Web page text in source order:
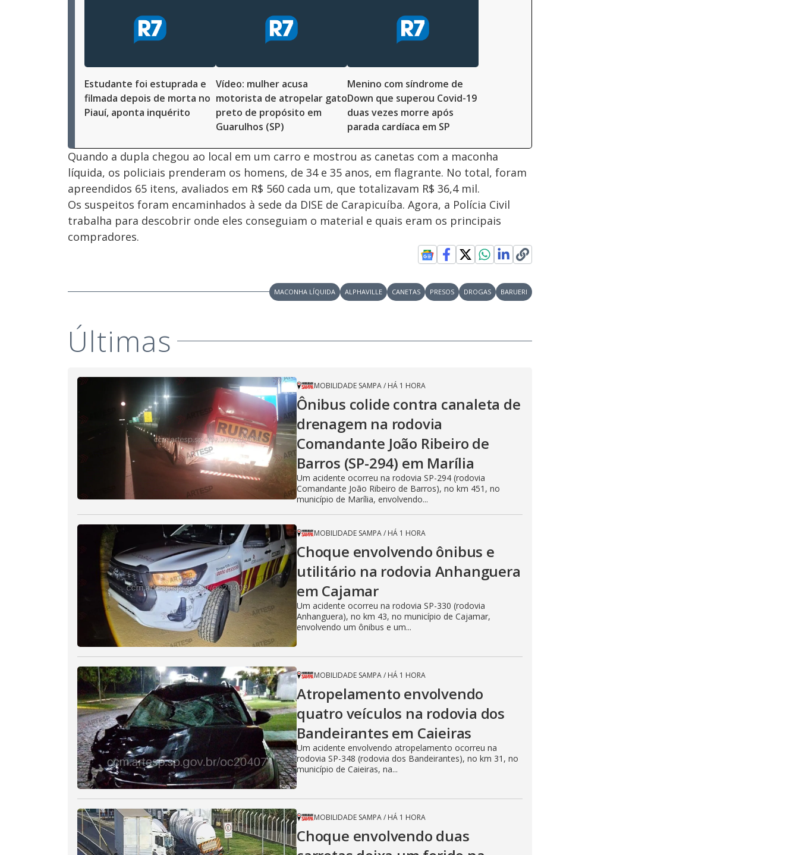
Estudante foi estuprada e
filmada depois de morta no
Piauí, aponta inquérito
Vídeo: mulher acusa
motorista de atropelar gato
preto de propósito em
Guarulhos (SP)
Menino com síndrome de
Down que superou Covid-19
duas vezes morre após
parada cardíaca em SP
Quando a dupla chegou ao local em um carro e mostrou as canetas com a maconha
líquida, os policiais prenderam os homens, de 34 e 35 anos, em flagrante. No total, foram
apreendidos 65 itens, avaliados em R$ 560 cada um, que totalizavam R$ 36,4 mil.
Os suspeitos foram encaminhados à sede da DISE de Carapicuíba. Agora, a Polícia Civil
trabalha para descobrir onde eles conseguiam o material e quais eram os principais
compradores.
MACONHA LÍQUIDA ALPHAVILLE CANETAS PRESOS DROGAS BARUERI
Últimas
MOBILIDADE SAMPA/ HÁ 1 HORA
Ônibus colide contra canaleta de
drenagem na rodovia
Comandante João Ribeiro de
Barros (SP-294) em Marília
Um acidente ocorreu na rodovia SP-294 (rodovia
Comandante João Ribeiro de Barros), no km 451, no
município de Marília, envolvendo...
MOBILIDADE SAMPA/ HÁ 1 HORA
Choque envolvendo ônibus e
utilitário na rodovia Anhanguera
em Cajamar
Um acidente ocorreu na rodovia SP-330 (rodovia
Anhanguera), no km 43, no município de Cajamar,
envolvendo um ônibus e um...
MOBILIDADE SAMPA/ HÁ 1 HORA
Atropelamento envolvendo
quatro veículos na rodovia dos
Bandeirantes em Caieiras
Um acidente envolvendo atropelamento ocorreu na
rodovia SP-348 (rodovia dos Bandeirantes), no km 31, no
município de Caieiras, na...
MOBILIDADE SAMPA/ HÁ 1 HORA
Choque envolvendo duas